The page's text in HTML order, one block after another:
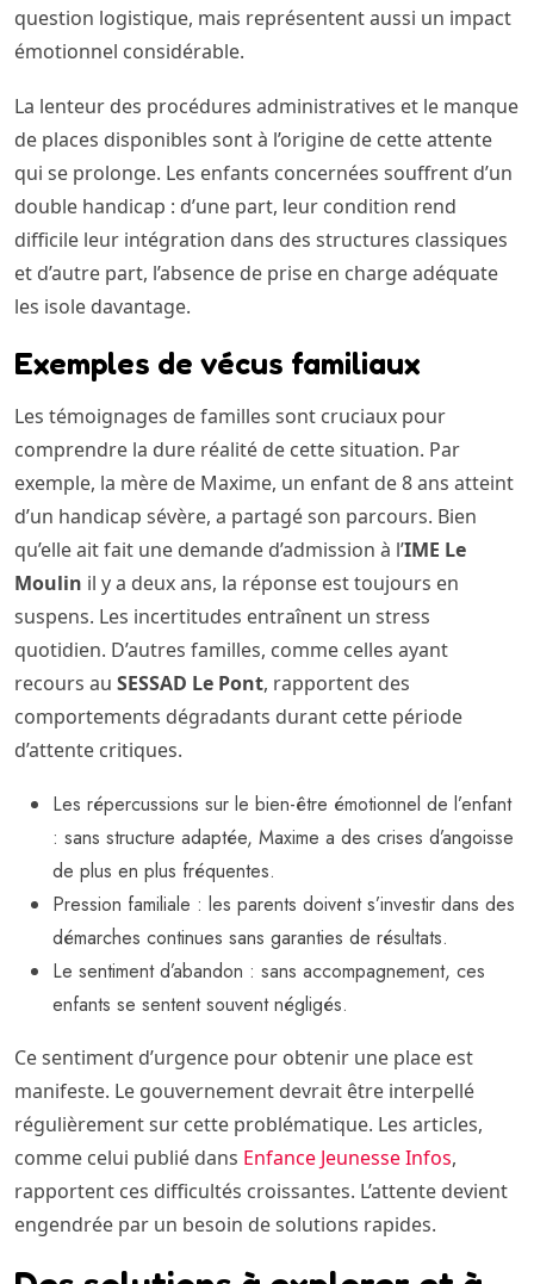
question logistique, mais représentent aussi un impact
émotionnel considérable.
La lenteur des procédures administratives et le manque
de places disponibles sont à l’origine de cette attente
qui se prolonge. Les enfants concernées souffrent d’un
double handicap : d’une part, leur condition rend
difficile leur intégration dans des structures classiques
et d’autre part, l’absence de prise en charge adéquate
les isole davantage.
Exemples de vécus familiaux
Les témoignages de familles sont cruciaux pour
comprendre la dure réalité de cette situation. Par
exemple, la mère de Maxime, un enfant de 8 ans atteint
d’un handicap sévère, a partagé son parcours. Bien
qu’elle ait fait une demande d’admission à l’IME Le
Moulin il y a deux ans, la réponse est toujours en
suspens. Les incertitudes entraînent un stress
quotidien. D’autres familles, comme celles ayant
recours au SESSAD Le Pont, rapportent des
comportements dégradants durant cette période
d’attente critiques.
Les répercussions sur le bien-être émotionnel de l’enfant
: sans structure adaptée, Maxime a des crises d’angoisse
de plus en plus fréquentes.
Pression familiale : les parents doivent s’investir dans des
démarches continues sans garanties de résultats.
Le sentiment d’abandon : sans accompagnement, ces
enfants se sentent souvent négligés.
Ce sentiment d’urgence pour obtenir une place est
manifeste. Le gouvernement devrait être interpellé
régulièrement sur cette problématique. Les articles,
comme celui publié dans Enfance Jeunesse Infos,
rapportent ces difficultés croissantes. L’attente devient
engendrée par un besoin de solutions rapides.